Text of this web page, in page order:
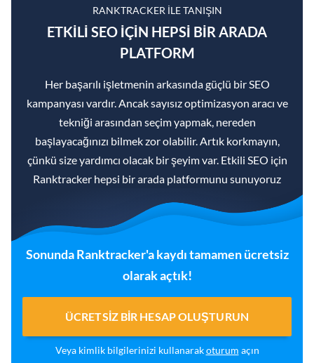
RANKTRACKER ILE TANIŞIN
ETKILI SEO IÇIN HEPSI BIR ARADA
PLATFORM
Her başarılı işletmenin arkasında güçlü bir SEO
kampanyası vardır. Ancak sayısız optimizasyon aracı ve
tekniği arasından seçim yapmak, nereden
başlayacağınızı bilmek zor olabilir. Artık korkmayın,
çünkü size yardımcı olacak bir şeyim var. Etkili SEO için
Ranktracker hepsi bir arada platformunu sunuyoruz
Sonunda Ranktracker'a kaydı tamamen ücretsiz
olarak açtık!
ÜCRETSIZ BIR HESAP OLUŞTURUN
Veya kimlik bilgilerinizi kullanarakoturum açın